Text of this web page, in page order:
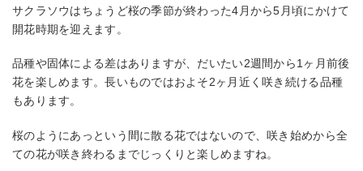
サクラソウはちょうど桜の季節が終わった4月から5月頃にかけて
開花時期を迎えます。
品種や固体による差はありますが、だいたい2週間から1ヶ月前後
花を楽しめます。長いものではおよそ2ヶ月近く咲き続ける品種
もあります。
桜のようにあっという間に散る花ではないので、咲き始めから全
ての花が咲き終わるまでじっくりと楽しめますね。